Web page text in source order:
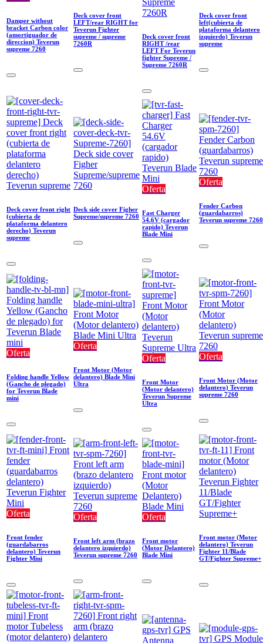
Damper without
bracket Carbon color
(amortiguador de
direccion) Teverun
supreme 7260
Deck cover front
LEFT/rear RIGHT for
Teverun Fighter
supreme / supreme
7260R
Deck cover front
RIGHT /rear
LEFT For Teverun
fighter Supreme /
Supreme 7260R
Deck cover front
left(cubierta de
plataforma delantero
izquierdo) Teverun
supreme
Deck cover front right
(cubierta de
plataforma delantero
derecho) Teverun
supreme
Deck side cover Figher
Supreme/supreme 7260
Oferta
Fast Charger
54.6V (cargador
rapido) Teverun
Blade Mini
Oferta
Fender Carbon
(guardabarros)
Teverun supreme 7260
Oferta
Folding handle Yellow
(Gancho de plegado)
for Teverun Blade
mini
Oferta
Front Motor (Motor
delantero) Blade Mini
Ultra
Oferta
Front Motor
(Motor delantero)
Teverun Supreme
Ultra
Oferta
Front Motor (Motor
delantero) Teverun
supreme 7260
Oferta
Front fender
(guardabarros
delantero) Teverun
Fighter Mini
Oferta
Front left arm (brazo
delantero izquierdo)
Teverun supreme 7260
Oferta
Front motor
(Motor Delantero)
Blade Mini
Front motor (Motor
delantero) Teverun
Fighter 11/Blade
GT/Fighter Supreme+